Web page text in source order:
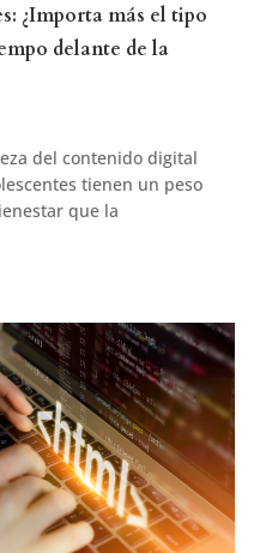
¿Importa más el tipo
delante de la
del contenido digital
tienen un peso
que la